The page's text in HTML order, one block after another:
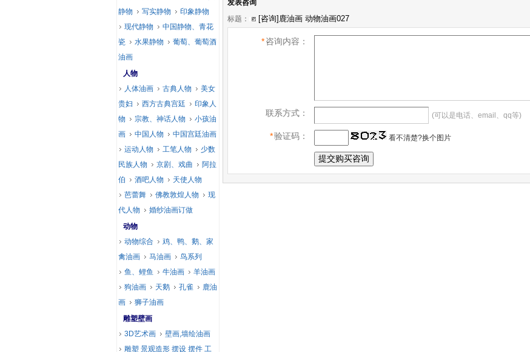
发表咨询
标题：
*咨询内容：
联系方式： (可以是电话、email、qq等)
*验证码： 看不清楚?换个图片
静物
写实静物
印象静物
现代静物
中国静物、青花
瓷
水果静物
葡萄、葡萄酒
油画
人物
人体油画
古典人物
美女
贵妇
西方古典宫廷
印象人
物
宗教、神话人物
小孩油
画
中国人物
中国宫廷油画
运动人物
工笔人物
少数
民族人物
京剧、戏曲
阿拉
伯
酒吧人物
天使人物
芭蕾舞
佛教敦煌人物
现
代人物
婚纱油画订做
动物
动物综合
鸡、鸭、鹅、家
禽油画
马油画
鸟系列
鱼、鲤鱼
牛油画
羊油画
狗油画
天鹅 孔雀
鹿油
画
狮子油画
雕塑壁画
3D艺术画
壁画,墙绘油画
雕塑 景观造形 摆设 摆件 工